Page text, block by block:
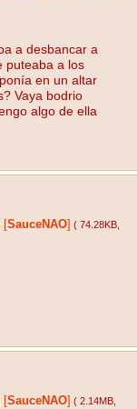
a desbancar a
puteaba a los
en un altar
Vaya bodrio
algo de ella
SauceNAO ( 74.28KB
SauceNAO ( 2.14MB